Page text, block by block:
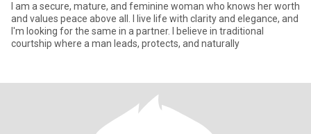
I am a secure, mature, and feminine woman who knows her worth
and values peace above all. I live life with clarity and elegance, and
I'm looking for the same in a partner. I believe in traditional
courtship where a man leads, protects, and naturally